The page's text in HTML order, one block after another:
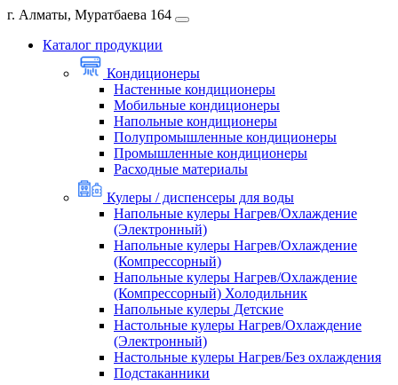
г. Алматы, Муратбаева 164
Каталог продукции
Кондиционеры
Настенные кондиционеры
Мобильные кондиционеры
Напольные кондиционеры
Полупромышленные кондиционеры
Промышленные кондиционеры
Расходные материалы
Кулеры / диспенсеры для воды
Напольные кулеры Нагрев/Охлаждение
(Электронный)
Напольные кулеры Нагрев/Охлаждение
(Компрессорный)
Напольные кулеры Нагрев/Охлаждение
(Компрессорный) Холодильник
Напольные кулеры Детские
Настольные кулеры Нагрев/Охлаждение
(Электронный)
Настольные кулеры Нагрев/Без охлаждения
Подстаканники